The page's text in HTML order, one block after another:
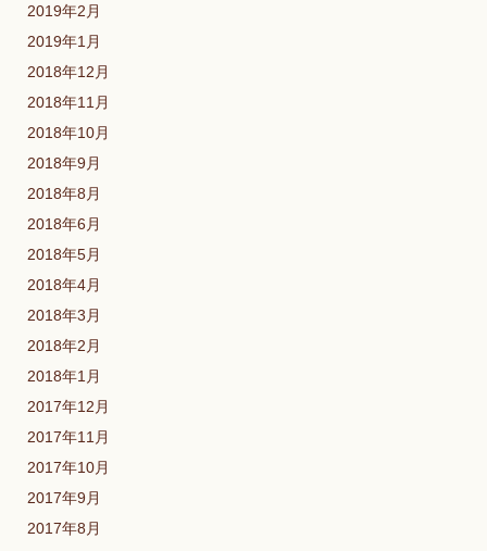
2019年2月
2019年1月
2018年12月
2018年11月
2018年10月
2018年9月
2018年8月
2018年6月
2018年5月
2018年4月
2018年3月
2018年2月
2018年1月
2017年12月
2017年11月
2017年10月
2017年9月
2017年8月